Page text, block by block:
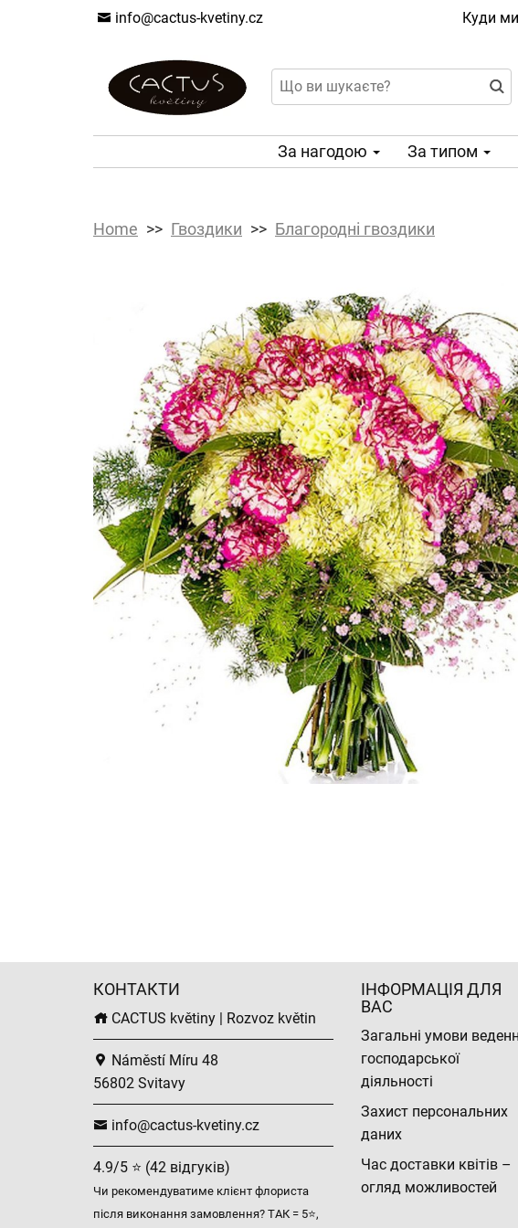
info@cactus-kvetiny.cz Куди
За нагодою За типом
Home Гвоздики Благородні гвоздики
КОНТАКТИ
CACTUS květiny | Rozvoz květin
Náměstí Míru 48
56802 Svitavy
info@cactus-kvetiny.cz
4.9/5 ⭐ (42 відгуків)
Чи рекомендуватиме клієнт флориста
після виконання замовлення? ТАК = 5⭐,
ІНФОРМАЦІЯ ДЛЯ
ВАС
Загальні умови
господарської
діяльності
Захист персональних
даних
Час доставки квітів –
огляд можливостей